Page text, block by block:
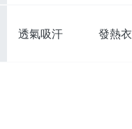
透氣吸汗 發熱衣